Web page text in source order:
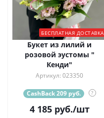
БЕСПЛАТНАЯ ДОСТАВКА
Букет из лилий и
розовой эустомы "
Кенди"
Артикул: 023350
CashBack 209 руб. ?
4 185руб./шт